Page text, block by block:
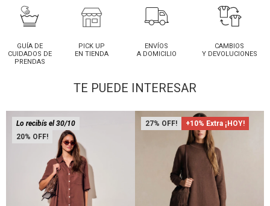
GUÍA DE
CUIDADOS DE
PRENDAS
PICK UP
EN TIENDA
ENVÍOS
A DOMICILIO
CAMBIOS
Y DEVOLUCIONES
TE PUEDE INTERESAR
20
Lo recibís el 30/10 27 +10% Extra ¡HOY!